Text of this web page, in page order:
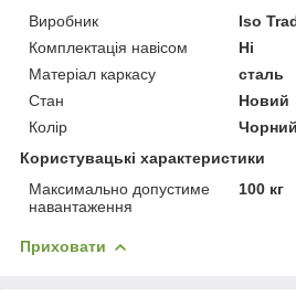
Виробник
Iso
Комплектація навісом
Ні
Матеріал каркасу
сталь
Стан
Новий
Колір
Чорний
Користувацькі характеристики
Максимально допустиме
навантаження
100 кг
Приховати